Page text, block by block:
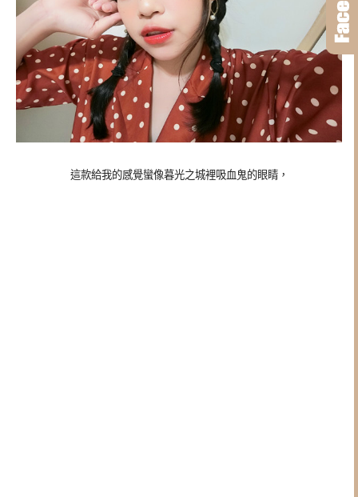
這款給我的感覺蠻像暮光之城裡吸血鬼的眼睛，